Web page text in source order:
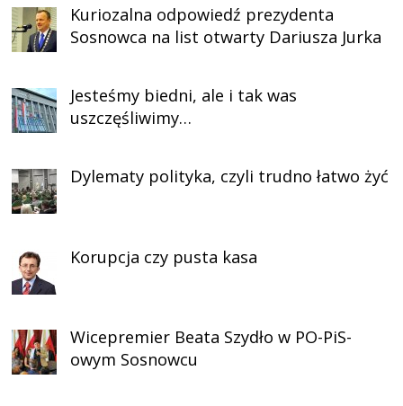
Kuriozalna odpowiedź prezydenta
Sosnowca na list otwarty Dariusza Jurka
Jesteśmy biedni, ale i tak was
uszczęśliwimy…
Dylematy polityka, czyli trudno łatwo żyć
Korupcja czy pusta kasa
Wicepremier Beata Szydło w PO-PiS-
owym Sosnowcu